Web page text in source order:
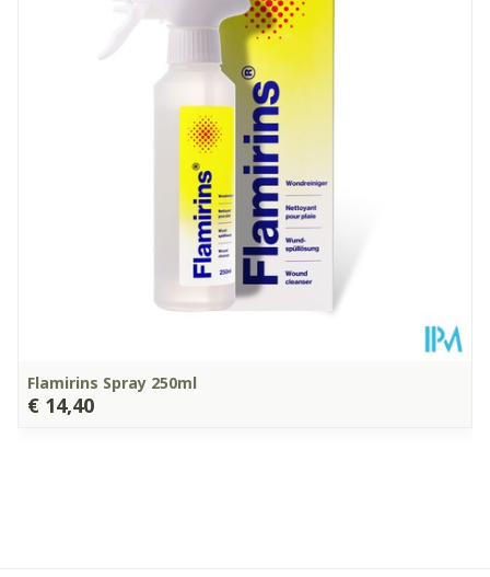
125 mm
geen actieve ingrediënten
Kamertemperatuur (15°C -
25°C)
Flamirins Spray 250ml
€ 14,40